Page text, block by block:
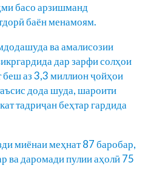
басо арзишманд
баён менамоям.
ва амалисозии
дар зарфи солҳои
беш аз 3,3 миллион ҷойҳои
дода шуда, шароити
тадриҷан беҳтар гардида
миёнаи меҳнат 87 баробар,
ва даромади пулии аҳолӣ 75